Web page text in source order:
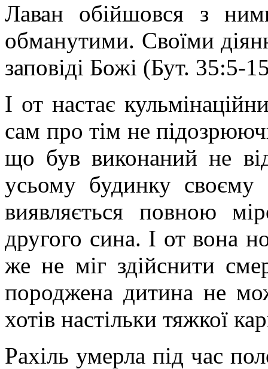
Лаван обійшовся з
обманутими. Своїми
заповіді Божі (Бут. 35:5-
І от настає
сам про тім не
що був виконаний не
усьому будинку своєму
виявляється повною
другого сина. І от вона
же не міг здійснити
породжена дитина не
хотів настільки тяжкої
Рахіль умерла під час